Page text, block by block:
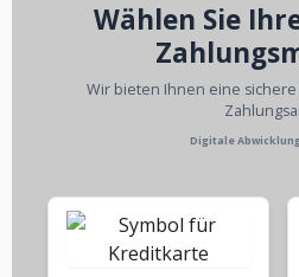
Wählen Sie
Wir bieten Ihnen eine
Digitale